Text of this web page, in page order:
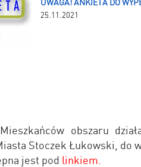
UWAGA! ANKIETA DO
25.11.2021
obszaru
Stoczek Łukowski, do
jest pod linkiem